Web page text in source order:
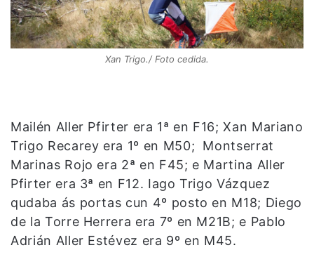
Xan Trigo./ Foto cedida.
Mailén Aller Pfirter era 1ª en F16; Xan Mariano
Trigo Recarey era 1º en M50; Montserrat
Marinas Rojo era 2ª en F45; e Martina Aller
Pfirter era 3ª en F12. Iago Trigo Vázquez
qudaba ás portas cun 4º posto en M18; Diego
de la Torre Herrera era 7º en M21B; e Pablo
Adrián Aller Estévez era 9º en M45.